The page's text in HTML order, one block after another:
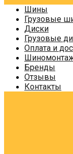
Шины
Грузовые
Диски
Грузовые
Оплата и
Бренды
Отзывы
Контакты